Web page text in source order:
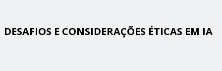
DESAFIOS E CONSIDERAÇÕES ÉTICAS EM IA